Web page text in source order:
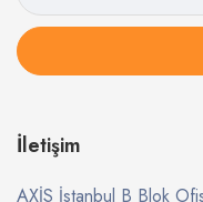
İletişim
AXİS İstanbul B Blok